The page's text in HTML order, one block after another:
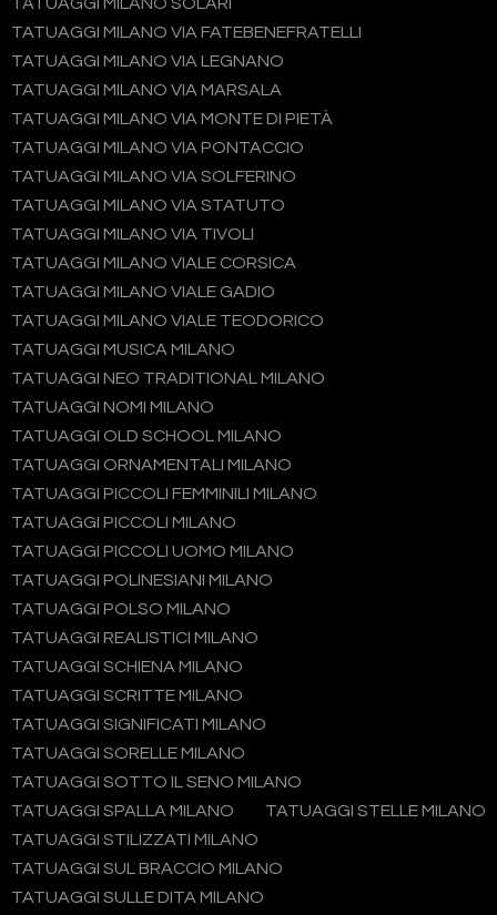
TATUAGGI MILANO VIA FATEBENEFRATELLI
TATUAGGI MILANO VIA LEGNANO
TATUAGGI MILANO VIA MARSALA
TATUAGGI MILANO VIA MONTE DI PIETÀ
TATUAGGI MILANO VIA PONTACCIO
TATUAGGI MILANO VIA SOLFERINO
TATUAGGI MILANO VIA STATUTO
TATUAGGI MILANO VIA TIVOLI
TATUAGGI MILANO VIALE CORSICA
TATUAGGI MILANO VIALE GADIO
TATUAGGI MILANO VIALE TEODORICO
TATUAGGI MUSICA MILANO
TATUAGGI NEO TRADITIONAL MILANO
TATUAGGI NOMI MILANO
TATUAGGI OLD SCHOOL MILANO
TATUAGGI ORNAMENTALI MILANO
TATUAGGI PICCOLI FEMMINILI MILANO
TATUAGGI PICCOLI MILANO
TATUAGGI PICCOLI UOMO MILANO
TATUAGGI POLINESIANI MILANO
TATUAGGI POLSO MILANO
TATUAGGI REALISTICI MILANO
TATUAGGI SCHIENA MILANO
TATUAGGI SCRITTE MILANO
TATUAGGI SIGNIFICATI MILANO
TATUAGGI SORELLE MILANO
TATUAGGI SOTTO IL SENO MILANO
TATUAGGI SPALLA MILANO
TATUAGGI STELLE MILANO
TATUAGGI STILIZZATI MILANO
TATUAGGI SUL BRACCIO MILANO
TATUAGGI SULLE DITA MILANO